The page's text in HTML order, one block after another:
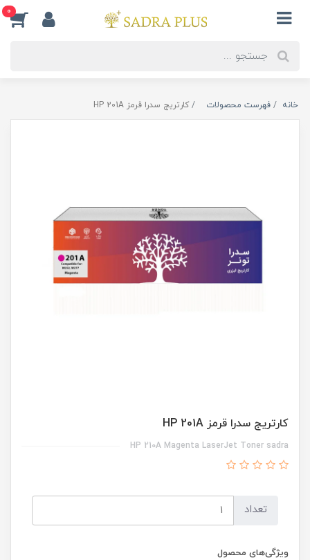
0
خانه فهرست محصولات کارتریج سدرا قرمز HP 201A
کارتریج سدرا قرمز HP 201A
HP 210A Magenta LaserJet Toner sadra
تعداد
ویژگی‌های محصول